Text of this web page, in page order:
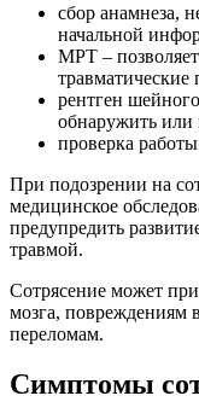
сбор анамнеза,
начальной
МРТ –
травматические
рентген
обнаружить или
проверка
При подозрении на
медицинское
предупредить
травмой.
Сотрясение может
мозга, повреждениям
переломам.
Симптомы